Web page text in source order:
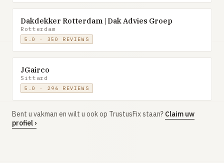
Dakdekker Rotterdam | Dak Advies Groep
Rotterdam
5.0 · 350 REVIEWS
JGairco
Sittard
5.0 · 296 REVIEWS
Bent u vakman en wilt u ook op TrustusFix staan? Claim uw
profiel ›